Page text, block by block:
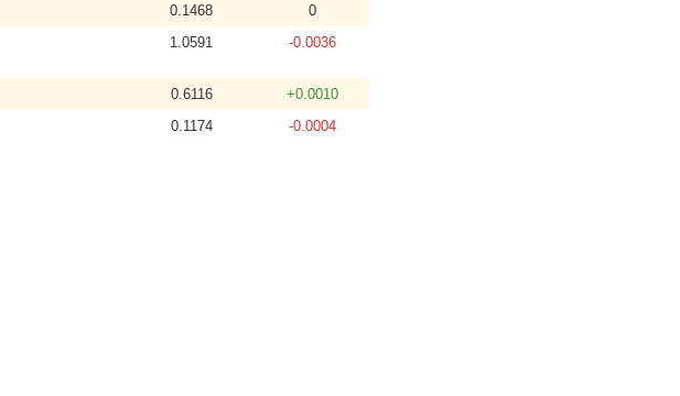
0.1468
0
1.0591 -0.0036
0.6116
+0.0010
0.1174 -0.0004